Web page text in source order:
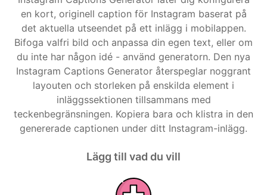
en kort, originell caption för Instagram baserat på
det aktuella utseendet på ett inlägg i mobilappen.
Bifoga valfri bild och anpassa din egen text, eller om
du inte har någon idé - använd generatorn. Den nya
Instagram Captions Generator återspeglar noggrant
layouten och storleken på enskilda element i
inläggssektionen tillsammans med
teckenbegränsningen. Kopiera bara och klistra in den
genererade captionen under ditt Instagram-inlägg.
Lägg till vad du vill